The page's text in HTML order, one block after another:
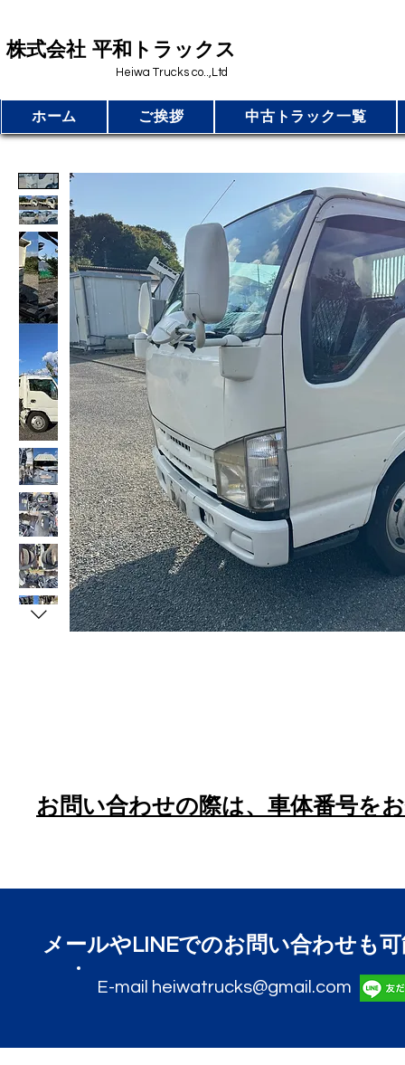
​株式会社 平和トラックス
Heiwa Trucks co..,Ltd
ホーム ご挨拶 中古トラック一覧
お問い合わせの際は、車体番号を
メールやLINEでのお問い合わせも
E-mail heiwatrucks@gmail.com